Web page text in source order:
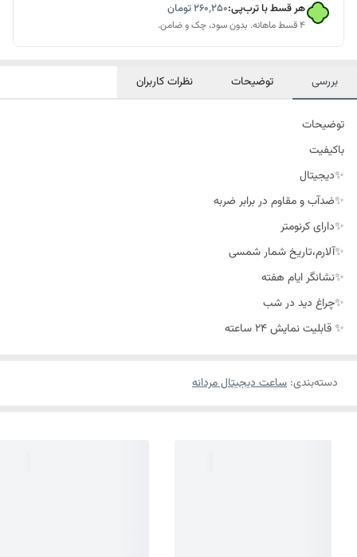
هر قسط با ترب‌پی:۲۶۰٬۲۵۰تومان
۴ قسط ماهانه. بدون سود، چک و ضامن.
بررسی توضیحات نظرات کاربران
توضیحات
باکیفیت
✨دیجیتال
✨ضدآب و مقاوم در برابر ضربه
✨دارای کرنومتر
✨آلارم،تاریخ شمار شمسی
✨نشانگر ایام هفته
✨چراغ دید در شب
✨ قابلیت نمایش 24 ساعته
دسته‌بندی: ساعت دیجیتال مردانه